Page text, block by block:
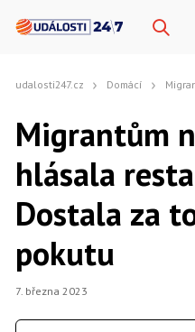
udalosti247.cz Domácí
Migrantům
hlásala
Dostala za
pokutu
7. března 2023